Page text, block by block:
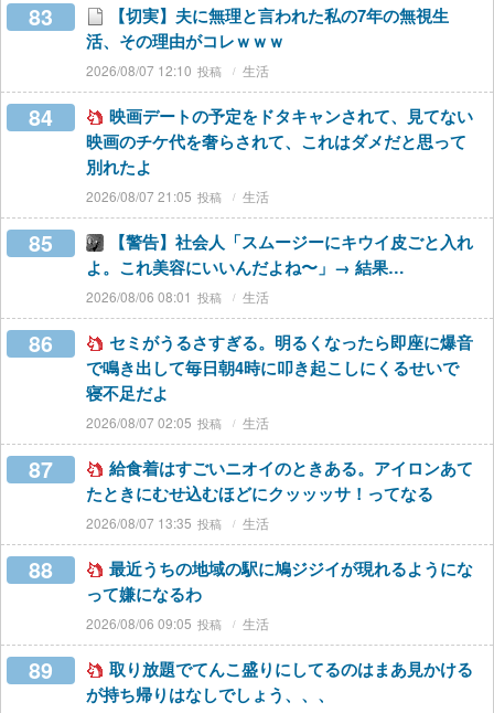
83
【切実】夫に無理と言われた私の7年の無視生
活、その理由がコレｗｗｗ
2026/08/07 12:10 生活
84
映画デートの予定をドタキャンされて、見てない
映画のチケ代を奢らされて、これはダメだと思って
別れたよ
2026/08/07 21:05 生活
85
【警告】社会人「スムージーにキウイ皮ごと入れ
よ。これ美容にいいんだよね〜」→ 結果…
2026/08/06 08:01 生活
86
セミがうるさすぎる。明るくなったら即座に爆音
で鳴き出して毎日朝4時に叩き起こしにくるせいで
寝不足だよ
2026/08/07 02:05 生活
87
給食着はすごいニオイのときある。アイロンあて
たときにむせ込むほどにクッッッサ！ってなる
2026/08/07 13:35 生活
88
最近うちの地域の駅に鳩ジジイが現れるようにな
って嫌になるわ
2026/08/06 09:05 生活
89
取り放題でてんこ盛りにしてるのはまあ見かける
が持ち帰りはなしでしょう、、、